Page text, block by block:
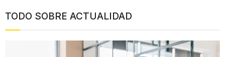
TODO SOBRE ACTUALIDAD